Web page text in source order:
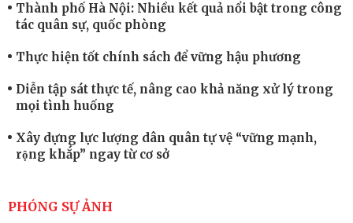
Thành phố Hà Nội: Nhiều kết quả nổi bật trong công
tác quân sự, quốc phòng
Thực hiện tốt chính sách để vững hậu phương
Diễn tập sát thực tế, nâng cao khả năng xử lý trong
mọi tình huống
Xây dựng lực lượng dân quân tự vệ “vững mạnh,
rộng khắp” ngay từ cơ sở
cao sức mạnh chiến đấu
PHÓNG SỰ ẢNH